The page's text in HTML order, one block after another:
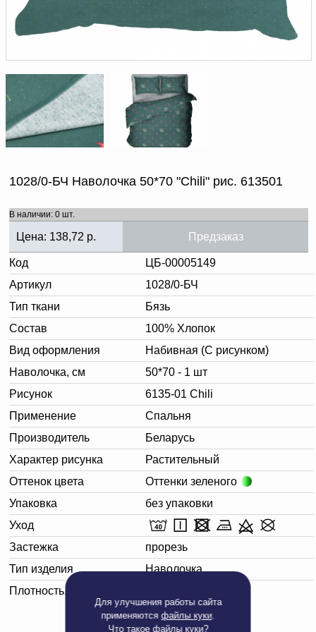
Для улучшения работы сайта
применяютсяфайлы куки.
Что такое файлы куки?
Доверенность на
Документы по работе с
Письмо руководителю
Вопросы и ответы
Новости | Статьи
1028/0-БЧ Наволочка 50*70 "Chili" рис. 613501
В наличии: 0 шт.
Цена: 138,72 р. Предзаказ
Код
ЦБ-00005149
Артикул
1028/0-БЧ
Тип ткани
Бязь
Состав
100% Хлопок
Вид оформления
Набивная (С рисунком)
Наволочка, см
50*70 - 1 шт
Рисунок
6135-01 Chili
Применение
Спальня
Производитель
Беларусь
Характер рисунка
Растительный
Оттенок цвета
Оттенки зеленого
Упаковка
без упаковки
Уход
Застежка
прорезь
Тип изделия
Наволочка
Плотность, г/м²